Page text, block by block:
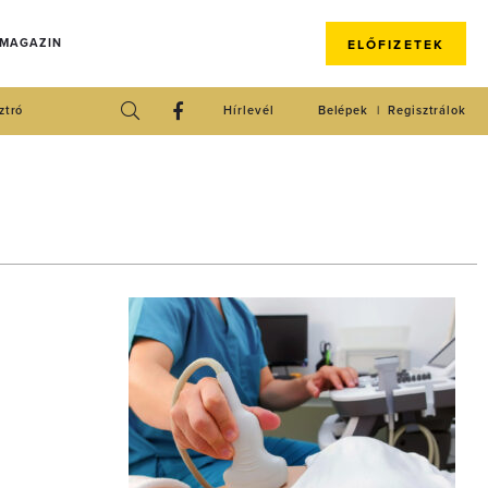
ELŐFIZETEK
Regisztrálok
Belépek
Hírlevél